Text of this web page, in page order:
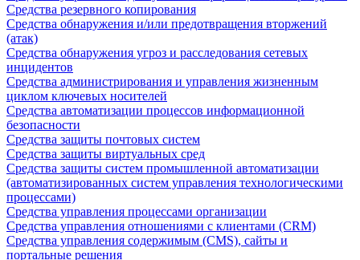
Средства резервного копирования
Средства обнаружения и/или предотвращения вторжений
(атак)
Средства обнаружения угроз и расследования сетевых
инцидентов
Средства администрирования и управления жизненным
циклом ключевых носителей
Средства автоматизации процессов информационной
безопасности
Средства защиты почтовых систем
Средства защиты виртуальных сред
Средства защиты систем промышленной автоматизации
(автоматизированных систем управления технологическими
процессами)
Средства управления процессами организации
Средства управления отношениями с клиентами (CRM)
Средства управления содержимым (CMS), сайты и
портальные решения